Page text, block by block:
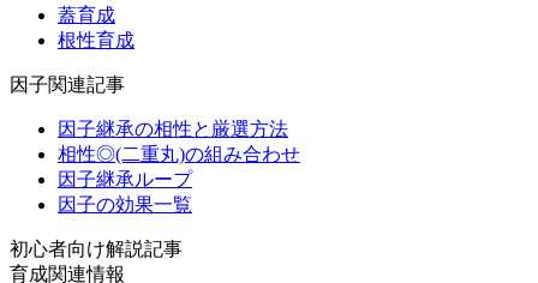
蓋育成
根性育成
因子関連記事
因子継承の相性と厳選方法
相性◎(二重丸)の組み合わせ
因子継承ループ
因子の効果一覧
初心者向け解説記事
育成関連情報